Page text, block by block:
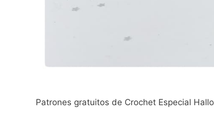
Patrones gratuitos de Crochet Especial